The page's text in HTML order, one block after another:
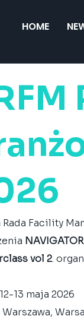
HOME
Rada Facility
vol 2.
13 maja 2026